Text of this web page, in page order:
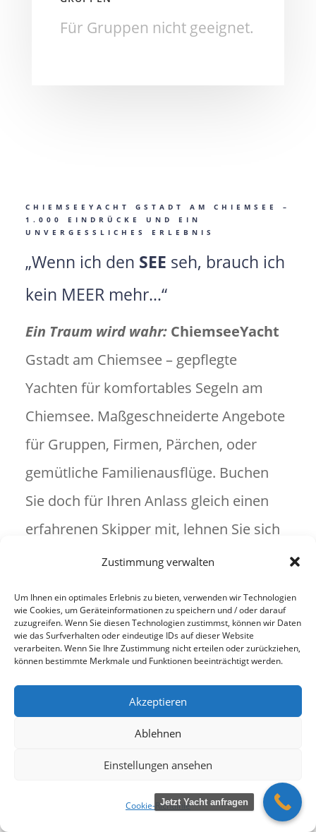
Zustimmung verwalten
Um Ihnen ein optimales Erlebnis zu bieten, verwenden wir Technologien
wie Cookies, um Geräteinformationen zu speichern und / oder darauf
zuzugreifen. Wenn Sie diesen Technologien zustimmst, können wir Daten
wie das Surfverhalten oder eindeutige IDs auf dieser Website
verarbeiten. Wenn Sie Ihre Zustimmung nicht erteilen oder zurückziehen,
können bestimmte Merkmale und Funktionen beeinträchtigt werden.
Akzeptieren
Ablehnen
Einstellungen ansehen
Cookie-Richtlinie
Für Gruppen nicht geeignet.
CHIEMSEEYACHT GSTADT AM CHIEMSEE –
1.000 EINDRÜCKE UND EIN
UNVERGESSLICHES ERLEBNIS
„Wenn ich den SEE seh, brauch ich
kein MEER mehr…“
Ein Traum wird wahr: ChiemseeYacht
Gstadt am Chiemsee – gepflegte
Yachten für komfortables Segeln am
Chiemsee. Maßgeschneiderte Angebote
für Gruppen, Firmen, Pärchen, oder
gemütliche Familienausflüge. Buchen
Sie doch für Ihren Anlass gleich einen
erfahrenen Skipper mit, lehnen Sie sich
einfach zurück und genießen Sie dieses
Bayerischen Meer – dem Chiemsee.
Natürlich mit unserem hauseigenen
Yachtcharter –ChiemseeYachtGstadt
Gewinnen Sie auf dem Wasser Abstand
vom Alltag und entspannen Sie. Es ist
nun mal so: hier bei uns am Chiemsee
Jetzt Yacht anfragen